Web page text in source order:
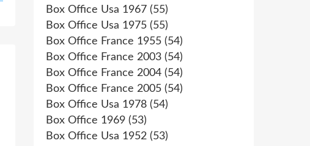
Box Office Usa 1967 (55)
Box Office Usa 1975 (55)
Box Office France 1955 (54)
Box Office France 2003 (54)
Box Office France 2004 (54)
Box Office France 2005 (54)
Box Office Usa 1978 (54)
Box Office 1969 (53)
Box Office Usa 1952 (53)